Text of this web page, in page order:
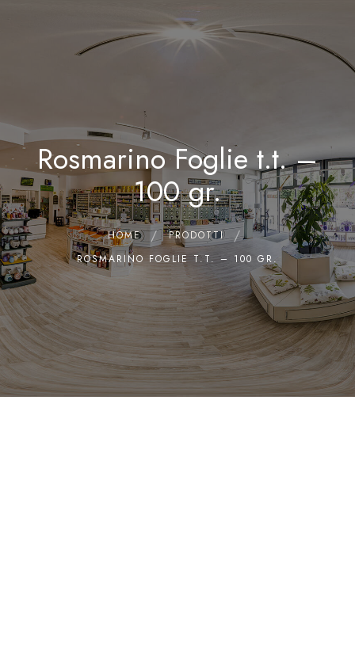
Il Laboratorio
Shop
Olii Essenziali
Contatti
0
Rosmarino Foglie t.t. –
100 gr.
HOME
PRODOTTI
ROSMARINO FOGLIE T.T. – 100 GR.